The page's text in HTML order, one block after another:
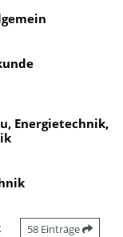
Energietechnik,
58 Einträge